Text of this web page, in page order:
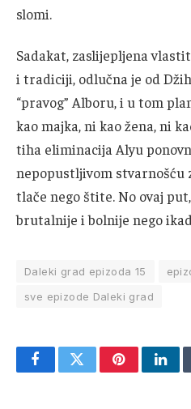
slomi.
Sadakat, zaslijepljena
i tradiciji, odlučna je od
“pravog” Alboru, i u tom
kao majka, ni kao žena, ni
tiha eliminacija Alyu
nepopustljivom stvarnošću
tlače nego štite. No ovaj
brutalnije i bolnije nego
Daleki grad epizoda 15
sve epizode Daleki grad
FacebookTwitterPinterest